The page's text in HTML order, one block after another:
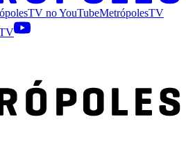
noYouTubeMetrópolesTV